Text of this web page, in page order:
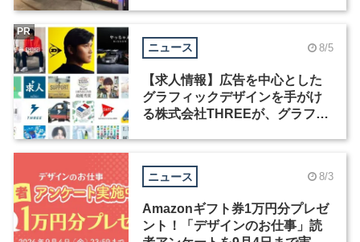
ニュース 8/5
【求人情報】広告を中心とした
グラフィックデザインを手がけ
る株式会社THREEが、グラフィ
PR
ニュース 8/3
Amazonギフト券1万円分プレゼ
ント！「デザインのお仕事」読